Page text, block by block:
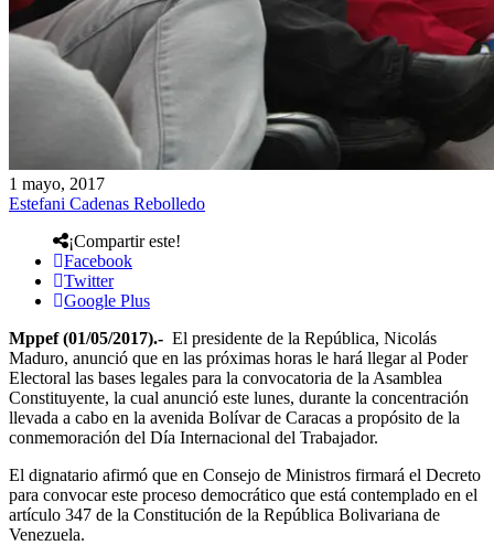
1 mayo, 2017
Estefani Cadenas Rebolledo
¡Compartir este!
Facebook
Twitter
Google Plus
Mppef (01/05/2017).- El presidente de la República, Nicolás
Maduro, anunció que en las próximas horas le hará llegar al Poder
Electoral las bases legales para la convocatoria de la Asamblea
Constituyente, la cual anunció este lunes, durante la concentración
llevada a cabo en la avenida Bolívar de Caracas a propósito de la
conmemoración del Día Internacional del Trabajador.
El dignatario afirmó que en Consejo de Ministros firmará el Decreto
para convocar este proceso democrático que está contemplado en el
artículo 347 de la Constitución de la República Bolivariana de
Venezuela.